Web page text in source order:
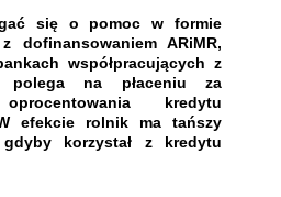
się o pomoc w formie
dofinansowaniem ARiMR,
współpracujących z
polega na płaceniu za
kredytu
efekcie rolnik ma tańszy
korzystał z kredytu